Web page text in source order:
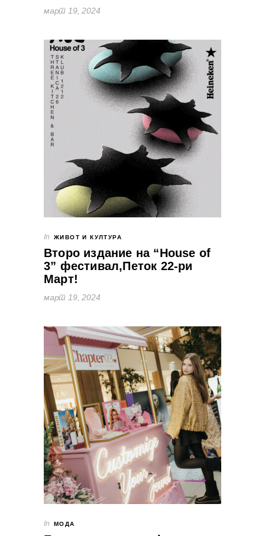
март 19, 2024
In ЖИВОТ И КУЛТУРА
Второ издание на “House of
3” фестивал,Петок 22-ри
Март!
март 19, 2024
In МОДА